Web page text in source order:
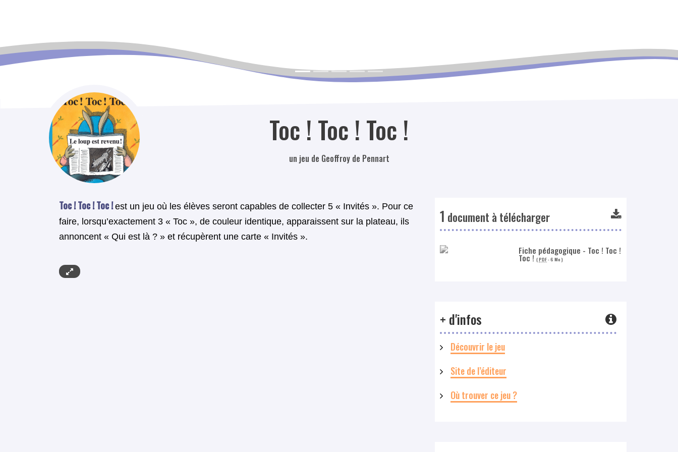
Toc ! Toc ! Toc !
un jeu de Geoffroy de Pennart
Toc ! Toc ! Toc !est un jeu où les élèves seront capables de collecter 5 « Invités ». Pour ce
faire, lorsqu’exactement 3 « Toc », de couleur identique, apparaissent sur la plateau, ils
annoncent « Qui est là ? » et récupèrent une carte « Invités ».
1 document à télécharger
Fiche pédagogique - Toc ! Toc !
Toc !(PDF-6 Mo )
+ d'infos
Découvrir le jeu
Site de l’éditeur
Où trouver ce jeu ?